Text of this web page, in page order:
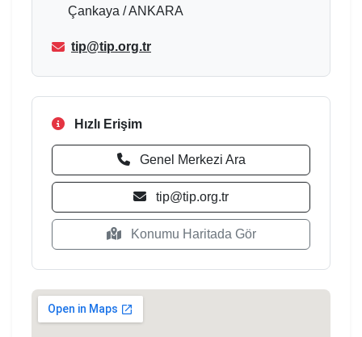
Çankaya / ANKARA
tip@tip.org.tr
Hızlı Erişim
Genel Merkezi Ara
tip@tip.org.tr
Konumu Haritada Gör